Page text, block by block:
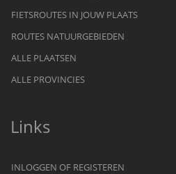
FIETSROUTES IN JOUW PLAATS
ROUTES NATUURGEBIEDEN
ALLE PLAATSEN
ALLE PROVINCIES
Links
INLOGGEN OF REGISTEREN